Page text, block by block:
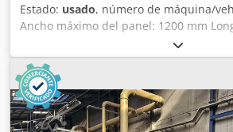
Estado: usado, número de máquina/
Ancho máximo del panel: 1200 mm
panel: 2600 mm Chodpfx Aow Idaioc
rotación: con doble cono Sentido de
transversal a longitudinal